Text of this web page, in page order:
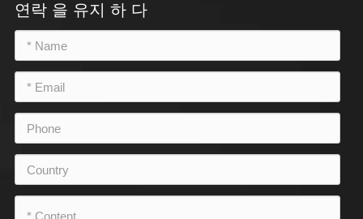
연락 을 유지 하 다